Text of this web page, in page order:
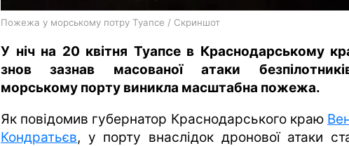
Пожежа у морському потру Туапсе / Скриншот
У ніч на 20 квітня Туапсе в Краснодарському
знов зазнав масованої атаки
морському порту виникла масштабна пожежа.
Як повідомив губернатор Краснодарського краю
Кондратьєв, у порту внаслідок дронової атаки